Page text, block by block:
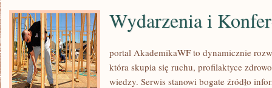
Wydarzenia i
portal AkademikaWF to dynamicznie
która skupia się ruchu, profilaktyce
wiedzy. Serwis stanowi bogate źródło